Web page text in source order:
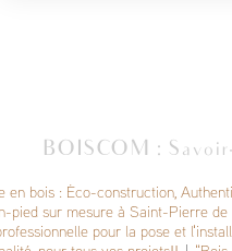
BOISCOM :
en bois : Éco-construction,
pied sur mesure à Saint-Pierre de
pour la pose et